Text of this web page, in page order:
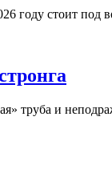
году стоит под
труба и